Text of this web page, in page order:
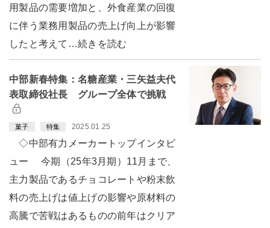
用製品の需要増加と、外食産業の回復
に伴う業務用製品の売上げ向上が影響
したと考えて…続きを読む
中部新春特集：名糖産業・三矢益夫代
表取締役社長 グループ全体で挑戦
菓子 特集 2025.01.25
◇中部有力メーカートップインタビ
ュー 今期（25年3月期）11月まで、
主力製品であるチョコレートや粉末飲
料の売上げは値上げの影響や原材料の
高騰で苦戦はあるものの前年はクリア